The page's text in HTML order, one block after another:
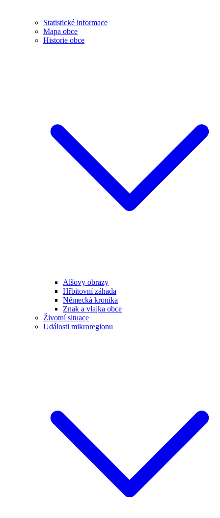
Statistické informace
Mapa obce
Historie obce
Alšovy obrazy
Hřbitovní záhada
Německá kronika
Znak a vlajka obce
Životní situace
Události mikroregionu